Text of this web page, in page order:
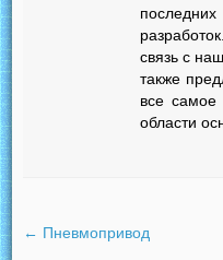
связь с
также
все самое
области
← Пневмопривод